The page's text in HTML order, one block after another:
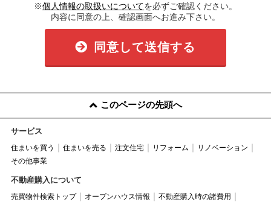
※個人情報の取扱いについてを必ずご確認ください。
内容に同意の上、確認画面へお進み下さい。
同意して送信する
このページの先頭へ
サービス
住まいを買う 住まいを売る 注文住宅 リフォーム
リノベーション
その他事業
不動産購入について
売買物件検索トップ オープンハウス情報
不動産購入時の諸費用